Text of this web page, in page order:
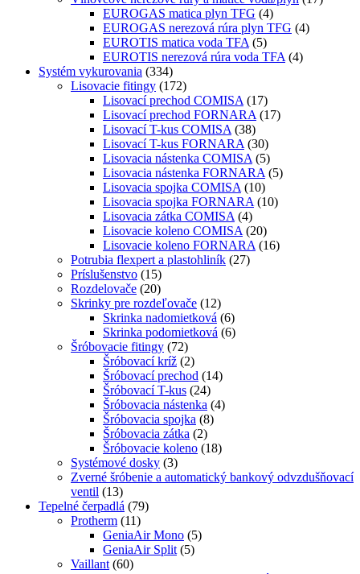
EUROGAS matica plyn TFG (4)
EUROGAS nerezová rúra plyn TFG (4)
EUROTIS matica voda TFA (5)
EUROTIS nerezová rúra voda TFA (4)
Systém vykurovania (334)
Lisovacie fitingy (172)
Lisovací prechod COMISA (17)
Lisovací prechod FORNARA (17)
Lisovací T-kus COMISA (38)
Lisovací T-kus FORNARA (30)
Lisovacia nástenka COMISA (5)
Lisovacia nástenka FORNARA (5)
Lisovacia spojka COMISA (10)
Lisovacia spojka FORNARA (10)
Lisovacia zátka COMISA (4)
Lisovacie koleno COMISA (20)
Lisovacie koleno FORNARA (16)
Potrubia flexpert a plastohliník (27)
Príslušenstvo (15)
Rozdelovače (20)
Skrinky pre rozdeľovače (12)
Skrinka nadomietková (6)
Skrinka podomietková (6)
Šróbovacie fitingy (72)
Šróbovací kríž (2)
Šróbovací prechod (14)
Šróbovací T-kus (24)
Šróbovacia nástenka (4)
Šróbovacia spojka (8)
Šróbovacia zátka (2)
Šróbovacie koleno (18)
Systémové dosky (3)
Zverné šróbenie a automatický bankový odvzdušňovací
ventil (13)
Tepelné čerpadlá (79)
Protherm (11)
GeniaAir Mono (5)
GeniaAir Split (5)
Vaillant (60)